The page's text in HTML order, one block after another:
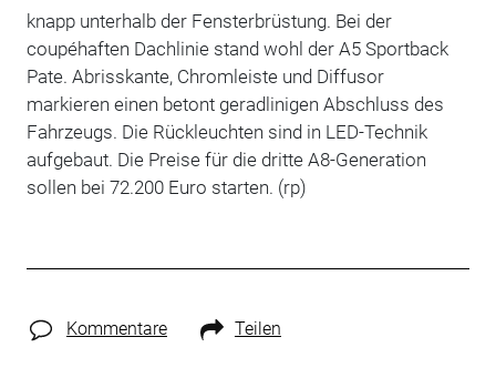
knapp unterhalb der Fensterbrüstung. Bei der
coupéhaften Dachlinie stand wohl der A5 Sportback
Pate. Abrisskante, Chromleiste und Diffusor
markieren einen betont geradlinigen Abschluss des
Fahrzeugs. Die Rückleuchten sind in LED-Technik
aufgebaut. Die Preise für die dritte A8-Generation
sollen bei 72.200 Euro starten. (rp)
Kommentare Teilen